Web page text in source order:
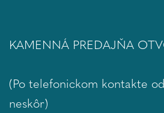
KAMENNÁ PREDAJŇA
(Po telefonickom kontakte
neskôr)